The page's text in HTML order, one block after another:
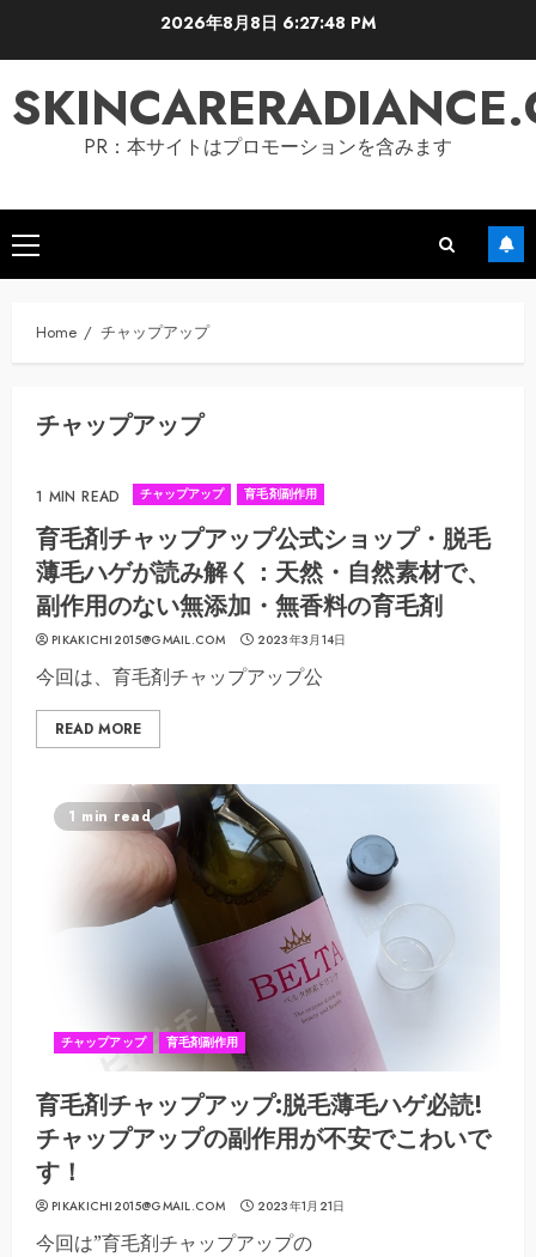
2026年8月8日 6:27:49 PM
PR：本サイトはプロモーションを含みます
Primary
Menu
Home チャップアップ
チャップアップ
1 MIN READ チャップアップ 育毛剤副作用
育毛剤チャップアップ公式ショップ・脱毛
薄毛ハゲが読み解く：天然・自然素材で、
副作用のない無添加・無香料の育毛剤
PIKAKICHI2015@GMAIL.COM 2023年3月14日
今回は、育毛剤チャップアップ公
READ MORE
1 min read
チャップアップ 育毛剤副作用
育毛剤チャップアップ:脱毛薄毛ハゲ必読!
チャップアップの副作用が不安でこわいで
す！
PIKAKICHI2015@GMAIL.COM 2023年1月21日
今回は”育毛剤チャップアップの